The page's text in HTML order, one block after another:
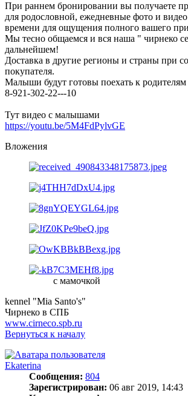
При раннем бронировании вы получаете
для родословной, ежедневные фото и
времени для ощущения полного вашего
Мы тесно общаемся и вся наша " чирнеко
дальнейшем!
Доставка в другие регионы и страны при
покупателя.
Малыши будут готовы поехать к родителям
8-921-302-22---10
Тут видео с малышами
https://youtu.be/5M4FdPylvGE
Вложения
с мамочкой
kennel "Mia Santo's"
Чирнеко в СПБ
www.cirneco.spb.ru
Вернуться к началу
Ekaterina
Сообщения: 804
Зарегистрирован: 06 авг 2019, 14:43